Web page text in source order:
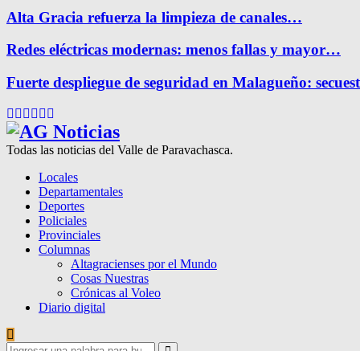
Alta Gracia refuerza la limpieza de canales…
Redes eléctricas modernas: menos fallas y mayor…
Fuerte despliegue de seguridad en Malagueño:
Facebook
Twitter
Instagram
Pinterest
Google
Todas las noticias del Valle de Paravachasca.
Locales
Departamentales
Deportes
Policiales
Provinciales
Columnas
Altagracienses por el Mundo
Cosas Nuestras
Crónicas al Voleo
Diario digital
Search